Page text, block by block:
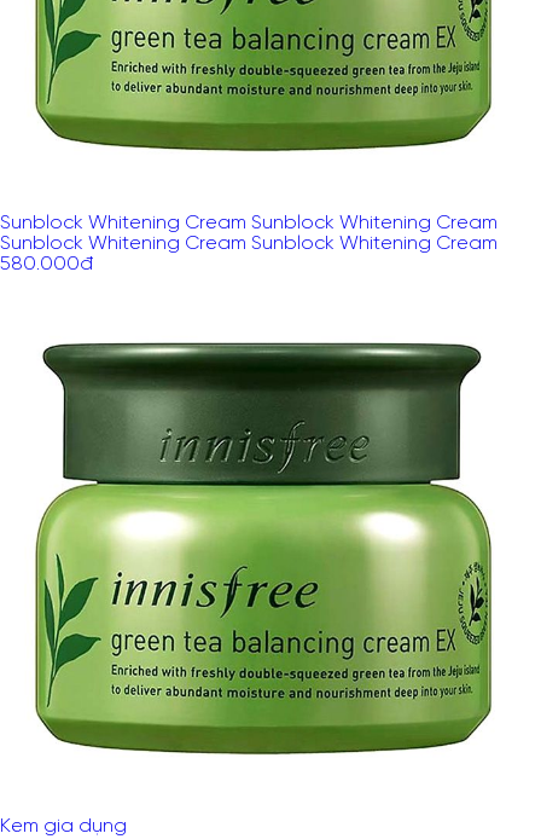
Sunblock Whitening Cream Sunblock Whitening Cream
Sunblock Whitening Cream Sunblock Whitening Cream
580.000đ
Kem gia dụng